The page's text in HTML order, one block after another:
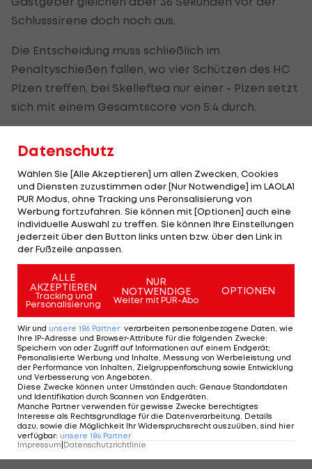
Schlusssirene doch noch aus.
Die Entscheidung muss schließlich im
Penaltyschießen fallen, wo vier Schützen des HC
Plzen treffen, bei Skelleftea nur einer - Plzen setzt
sich mit einem Gesamtscore von 5:4 durch.
Ein schmeichelhaftes Unentschieden
Kärpät dominiert vor 3.565 Zuschauern von Beginn
weg und verzeichnet im ersten Powerplay einen
Stangenschuss durch Shaun Heshka (6.). Der
überlegene finnische Tabellenführer schwächt
sich dann aber nach zwölf Minuten selbst, da
Aleksi Heponiemi nach einem Ellbogencheck für
vier Minuten auf die Strafbank muss.
Dieses lange Überzahlspiel nutzen die Salzburger
zur Führung, die Alexander Rauchenwald nach
einem Tohuwabohu vor dem Tor per Abstauber
besorgt. Im Finish des Startdrittels überstehen
die "Bullen" auch das dritte Powerplay von Kärpät
unbeschadet.
Datenschutz
Wählen Sie [Alle Akzeptieren] um allen Zwecken, Cookies
und Diensten zuzustimmen oder [Nur Notwendige] im LAOLA1
PUR Modus, ohne Tracking uns Peronsalisierung von
Werbung fortzufahren. Sie können mit [Optionen] auch eine
individuelle Auswahl zu treffen. Sie können Ihre Einstellungen
jederzeit über den Button links unten bzw. über den Link in
der Fußzeile anpassen.
ALLE
AKZEPTIEREN
Tracking und
Personalisierung
NUR
NOTWENDIGE
Weiter mit PUR-Abo
OPTIONEN
Wir und unsere 186 Partner verarbeiten personenbezogene Daten, wie
Ihre IP-Adresse und Browser-Attribute für die folgenden Zwecke:
Speichern von oder Zugriff auf Informationen auf einem Endgerät;
Personalisierte Werbung und Inhalte, Messung von Werbeleistung und
der Performance von Inhalten, Zielgruppenforschung sowie Entwicklung
und Verbesserung von Angeboten.
Diese Zwecke können unter Umständen auch: Genaue Standortdaten
und Identifikation durch Scannen von Endgeräten.
Manche Partner verwenden für gewisse Zwecke berechtigtes
Interesse als Rechtsgrundlage für die Datenverarbeitung. Details
dazu, sowie die Möglichkeit Ihr Widerspruchsrecht auszuüben, sind hier
verfügbar: unsere 186 Partner
Impressum Datenschutzrichtlinie